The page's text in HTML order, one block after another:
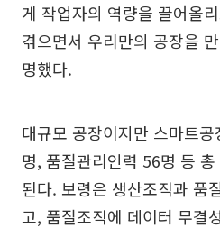
게 작업자의 역량을 끌어올
겪으면서 우리만의 공장을
명했다.
대규모 공장이지만 스마트
명, 품질관리인력 56명 등
된다. 보령은 생산조직과 품
고, 품질조직에 데이터 무